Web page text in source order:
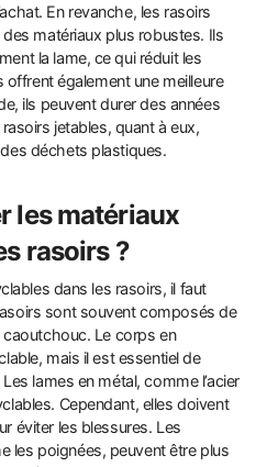
En revanche, les rasoirs
matériaux plus robustes. Ils
la lame, ce qui réduit les
également une meilleure
ils peuvent durer des années
jetables, quant à eux,
déchets plastiques.
les matériaux
rasoirs ?
dans les rasoirs, il faut
sont souvent composés de
Le corps en
mais il est essentiel de
lames en métal, comme l’acier
Cependant, elles doivent
éviter les blessures. Les
les poignées, peuvent être plus